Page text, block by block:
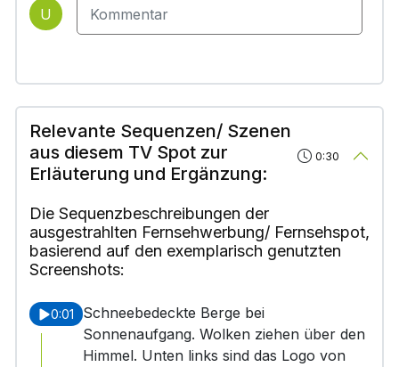
U
Relevante Sequenzen/ Szenen
aus diesem TV Spot zur
Erläuterung und Ergänzung:
0:30
Die Sequenzbeschreibungen der
ausgestrahlten Fernsehwerbung/ Fernsehspot,
basierend auf den exemplarisch genutzten
Screenshots:
0:01
Schneebedeckte Berge bei
Sonnenaufgang. Wolken ziehen über den
Himmel. Unten links sind das Logo von